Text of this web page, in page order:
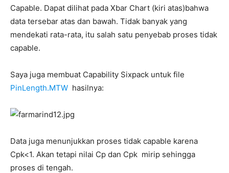
Capable. Dapat dilihat pada Xbar Chart (kiri atas)bahwa
data tersebar atas dan bawah. Tidak banyak yang
mendekati rata-rata, itu salah satu penyebab proses tidak
capable.
Saya juga membuat Capability Sixpack untuk file
PinLength.MTW hasilnya:
Data juga menunjukkan proses tidak capable karena
Cpk<1. Akan tetapi nilai Cp dan Cpk mirip sehingga
proses di tengah.